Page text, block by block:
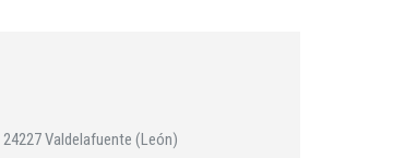
24227 Valdelafuente (León)